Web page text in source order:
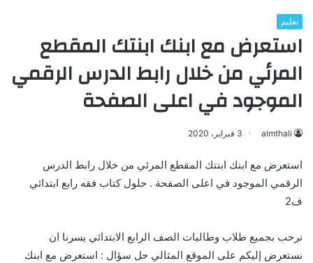
تعليم
استعرض مع ابنك ابنتك المقطع
المرئي من خلال رابط الدرس الرقمي
الموجود في اعلى الصفحة
almthali 3 فبراير، 2020
استعرض مع ابنك ابنتك المقطع المرئي من خلال رابط الدرس
الرقمي الموجود في اعلى الصفحة . حلول كتاب فقه رابع ابتدائي
ف2
نرحب بجميع طلاب وطالبات الصف الرابع الابتدائي يسرنا ان
نستعرض إليكم على الموقع المثالي حل سؤال : استعرض مع ابنك